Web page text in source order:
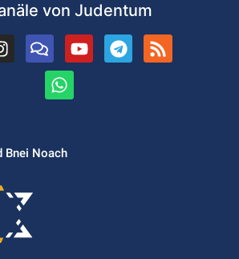
von Judentum
Bnei Noach